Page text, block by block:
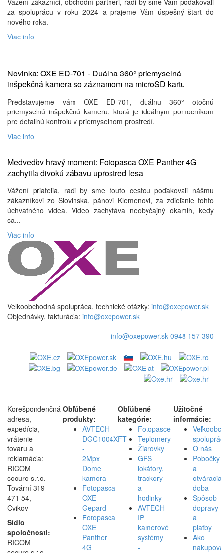
Vážení zákazníci, obchodní partneri, radi by sme Vám poďakovali
za spoluprácu v roku 2024 a prajeme Vám úspešný štart do
nového roka.
Viac info
Novinka: OXE ED-701 - Duálna 360° priemyselná
inšpekčná kamera so záznamom na microSD kartu
Predstavujeme vám OXE ED-701, duálnu 360° otočnú
priemyselnú inšpekčnú kameru, ktorá je ideálnym pomocníkom
pre detailnú kontrolu v priemyselnom prostredí.
Viac info
Medveďov hravý moment: Fotopasca OXE Panther 4G
zachytila ​​divokú zábavu uprostred lesa
Vážení priatelia, radi by sme touto cestou poďakovali nášmu
zákazníkovi zo Slovinska, pánovi Klemenovi, za zdieľanie tohto
úchvatného videa. Video zachytáva neobyčajný okamih, kedy
sa...
Viac info
Veľkoobchodná spolupráca, technické otázky: info@oxepower.sk
Objednávky, fakturácia: info@oxepower.sk
info@oxepower.sk 0948 157 390
Korešpondenčná
adresa,
expedícia,
vrátenie
tovaru a
reklamácia:
RICOM
secure s.r.o.
Tovární 319
471 54,
Cvikov
Sídlo
spoločnosti:
RICOM
Obľúbené
produkty:
AVTECH
DGC1004XFT
-
2Mpx
Dome
kamera
Fotopasca
OXE
Gepard
Fotopasca
OXE
Panther
4G
Obľúbené
kategórie:
Fotopasce
Teplomery
Žiarovky
GPS
lokátory,
trackery
a
hodinky
AVTECH
IP
kamerové
systémy
-
Užitočné
informácie:
O nás
Pobočky
a
otváracia
doba
Spôsob
dopravy
a
platby
Ako